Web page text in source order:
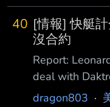
他待得太久的
記得LeBron曾
來。」 在聯盟
如以往，他的
已經 持續了好
現出來，他的
40 [情報] 快艇
沒合約
Report:
deal with
洛杉磯快艇球
dragon803 ·